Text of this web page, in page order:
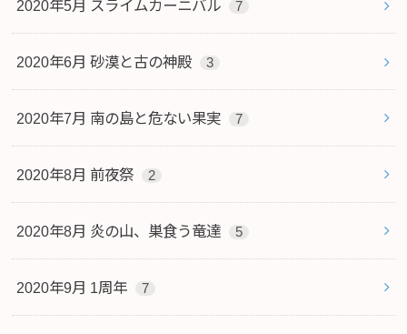
2020年5月 スライムカーニバル 7
2020年6月 砂漠と古の神殿 3
2020年7月 南の島と危ない果実 7
2020年8月 前夜祭 2
2020年8月 炎の山、巣食う竜達 5
2020年9月 1周年 7